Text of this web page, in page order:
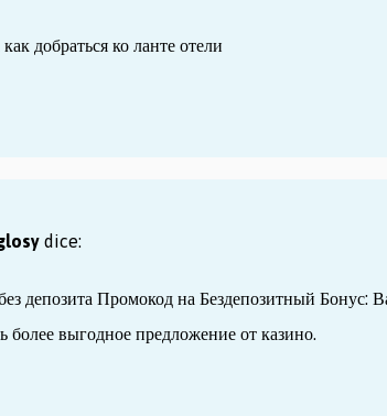
добраться ко ланте отели
dice:
депозита Промокод на Бездепозитный Бонус:
более выгодное предложение от казино.